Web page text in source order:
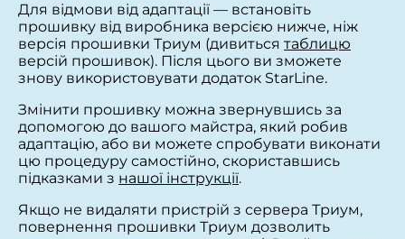
Для відмови від адаптації — встановіть
прошивку від виробника версією нижче, ніж
версія прошивки Триум (дивиться таблицю
версій прошивок). Після цього ви зможете
знову використовувати додаток StarLine.
Змінити прошивку можна звернувшись за
допомогою до вашого майстра, який робив
адаптацію, або ви можете спробувати виконати
цю процедуру самостійно, скориставшись
підказками з нашої інструкції.
Якщо не видаляти пристрій з сервера Триум,
повернення прошивки Триум дозволить